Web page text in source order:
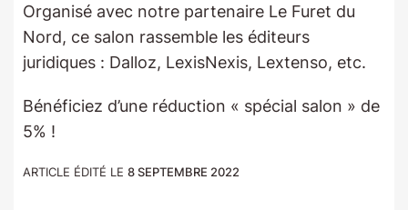
Organisé avec notre partenaire Le Furet du
Nord, ce salon rassemble les éditeurs
juridiques : Dalloz, LexisNexis, Lextenso, etc.
Bénéficiez d’une réduction « spécial salon » de
5% !
ARTICLE ÉDITÉ LE 8 SEPTEMBRE 2022